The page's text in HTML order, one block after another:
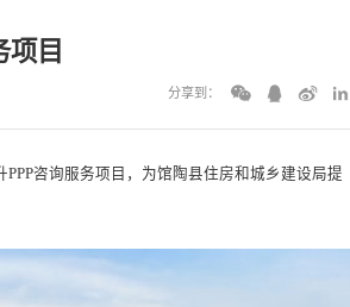
项目
分享到：
咨询服务项目，为馆陶县住房和城乡建设局提